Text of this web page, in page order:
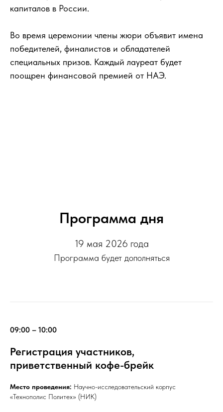
капиталов в России.
Во время церемонии члены жюри объявит имена
победителей, финалистов и обладателей
специальных призов. Каждый лауреат будет
поощрен финансовой премией от НАЭ.
Программа дня
19 мая 2026 года
Программа будет дополняться
09:00 – 10:00
Регистрация участников,
приветственный кофе-брейк
Место проведения: Научно-исследовательский корпус
«Технополис Политех» (НИК)